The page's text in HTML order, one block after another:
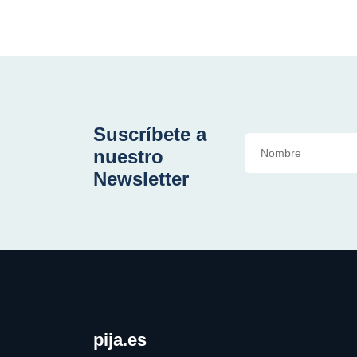
Suscríbete a
nuestro
Newsletter
pija.es